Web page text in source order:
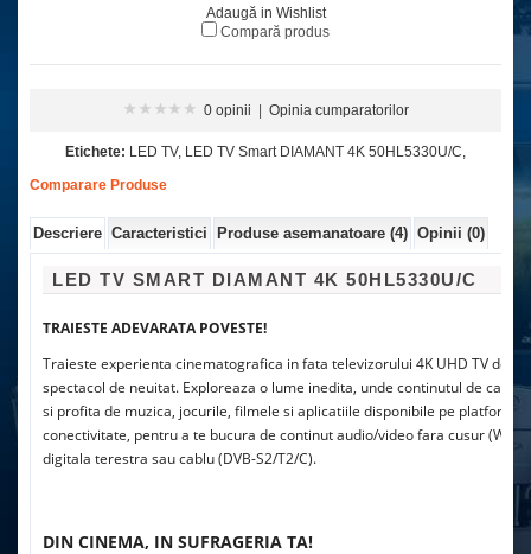
Adaugă in Wishlist
Compară produs
0 opinii Opinia cumparatorilor
Etichete: LED TV, LED TV Smart DIAMANT 4K 50HL5330U/C,
Comparare Produse
Descriere Caracteristici Produse asemanatoare (4) Opinii (0)
LED TV SMART DIAMANT 4K 50HL5330U/C
TRAIESTE ADEVARATA POVESTE!
Traieste experienta cinematografica in fata televizorului 4K UHD TV de
spectacol de neuitat. Exploreaza o lume inedita, unde continutul de
si profita de muzica, jocurile, filmele si aplicatiile disponibile pe
conectivitate, pentru a te bucura de continut audio/video fara cusur (Wi-
digitala terestra sau cablu (DVB-S2/T2/C).
DIN CINEMA, IN SUFRAGERIA TA!